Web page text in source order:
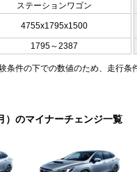
ステーションワゴン
4755x1795x1500
1795～2387
件の下での数値のため、走行条
）のマイナーチェンジ一覧